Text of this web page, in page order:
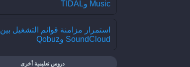
Music وTIDAL
استمرار مزامنة قوائم التشغيل بين
SoundCloud وQobuz
دروس تعليمية أخرى